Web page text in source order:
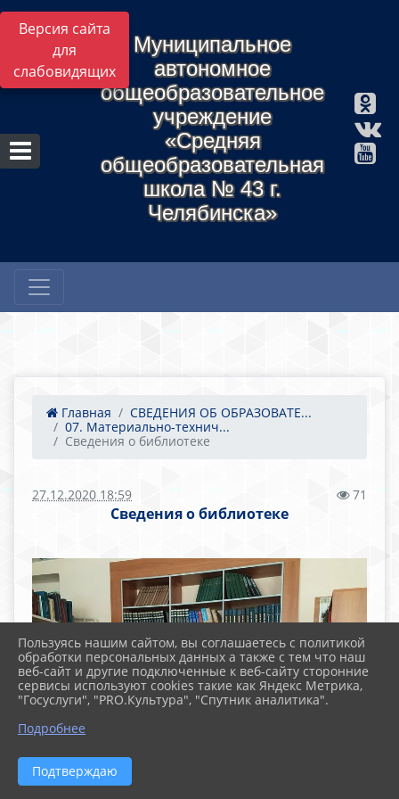
Версия сайта
для
слабовидящих
Муниципальное
автономное
общеобразовательное
учреждение
«Средняя
общеобразовательная
школа № 43 г.
Челябинска»
Главная
СВЕДЕНИЯ ОБ ОБРАЗОВАТЕ...
07. Материально-технич...
Сведения о библиотеке
27.12.2020 18:59 71
Сведения о библиотеке
Пользуясь нашим сайтом, вы соглашаетесь с политикой
обработки персональных данных а также с тем что наш
веб-сайт и другие подключенные к веб-сайту сторонние
сервисы используют cookies такие как Яндекс Метрика,
"Госуслуги", "PRO.Культура", "Спутник аналитика".
Подробнее
Подтверждаю